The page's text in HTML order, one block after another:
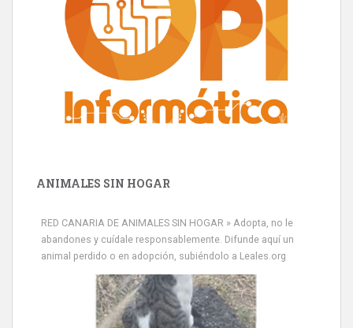
ANIMALES SIN HOGAR
RED CANARIA DE ANIMALES SIN HOGAR » Adopta, no le
abandones y cuídale responsablemente. Difunde aquí un
animal perdido o en adopción, subiéndolo a Leales.org